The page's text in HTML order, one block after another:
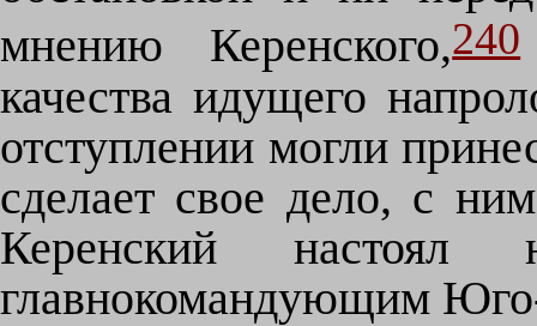
мнению Керенского,240
качества идущего
отступлении могли
сделает свое дело, с
Керенский настоял
главнокомандующим